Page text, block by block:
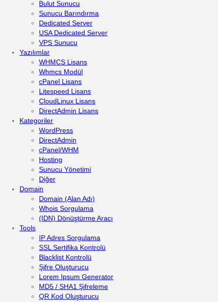
Bulut Sunucu
Sunucu Barındırma
Dedicated Server
USA Dedicated Server
VPS Sunucu
Yazılımlar
WHMCS Lisans
Whmcs Modül
cPanel Lisans
Litespeed Lisans
CloudLinux Lisans
DirectAdmin Lisans
Kategoriler
WordPress
DirectAdmin
cPanel/WHM
Hosting
Sunucu Yönetimi
Diğer
Domain
Domain (Alan Adı)
Whois Sorgulama
(IDN) Dönüştürme Aracı
Tools
IP Adres Sorgulama
SSL Sertifika Kontrolü
Blacklist Kontrolü
Şifre Oluşturucu
Lorem Ipsum Generator
MD5 / SHA1 Şifreleme
QR Kod Oluşturucu